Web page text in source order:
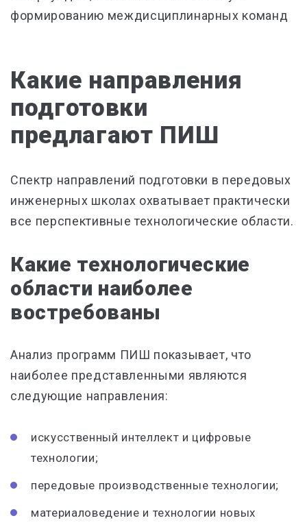
формированию междисциплинарных команд
Какие направления
подготовки
предлагают ПИШ
Спектр направлений подготовки в передовых
инженерных школах охватывает практически
все перспективные технологические области.
Какие технологические
области наиболее
востребованы
Анализ программ ПИШ показывает, что
наиболее представленными являются
следующие направления:
искусственный интеллект и цифровые
технологии;
передовые производственные технологии;
материаловедение и технологии новых